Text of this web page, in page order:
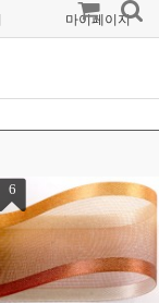
마이페이지
9